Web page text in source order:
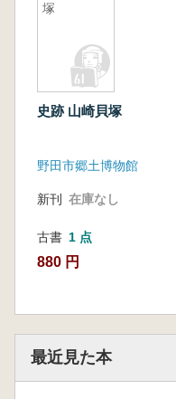
塚
史跡 山崎貝塚
野田市郷土博物館
新刊 在庫なし
古書 1 点
880 円
最近見た本